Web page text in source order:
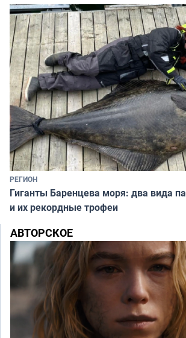
РЕГИОН
Гиганты Баренцева моря: два вида
и их рекордные трофеи
АВТОРСКОЕ